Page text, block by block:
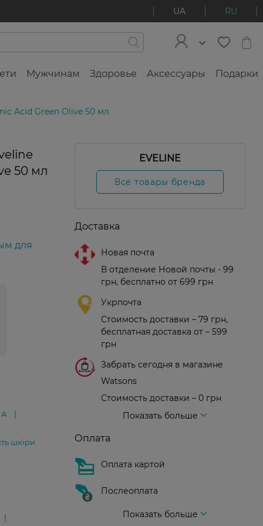
UA RU
Мужчинам Здоровье Аксессуары Подарки
Acid Green Olive 50 мл
50 мл
для
A
шкіри
EVELINE
Все товары бренда
Доставка
Новая почта
В отделение Новой почты - 99
грн, бесплатно от 699 грн
Укрпочта
Стоимость доставки – 79 грн,
бесплатная доставка от – 599
грн
Забрать сегодня в магазине
Watsons
Стоимость доставки – 0 грн
Показать больше
Оплата
Оплата картой
Послеоплата
Показать больше